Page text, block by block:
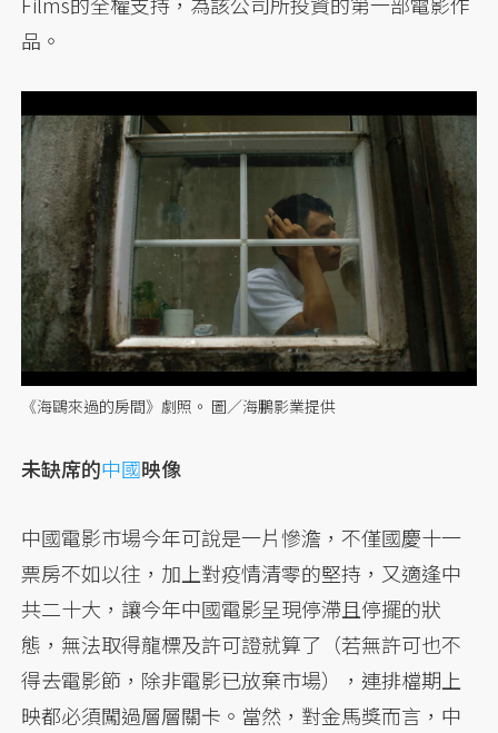
品。
《海鷗來過的房間》劇照。 圖／海鵬影業提供
未缺席的中國映像
中國電影市場今年可說是一片慘澹，不僅國慶十一
票房不如以往，加上對疫情清零的堅持，又適逢中
共二十大，讓今年中國電影呈現停滯且停擺的狀
態，無法取得龍標及許可證就算了（若無許可也不
得去電影節，除非電影已放棄市場），連排檔期上
映都必須闖過層層關卡。當然，對金馬獎而言，中